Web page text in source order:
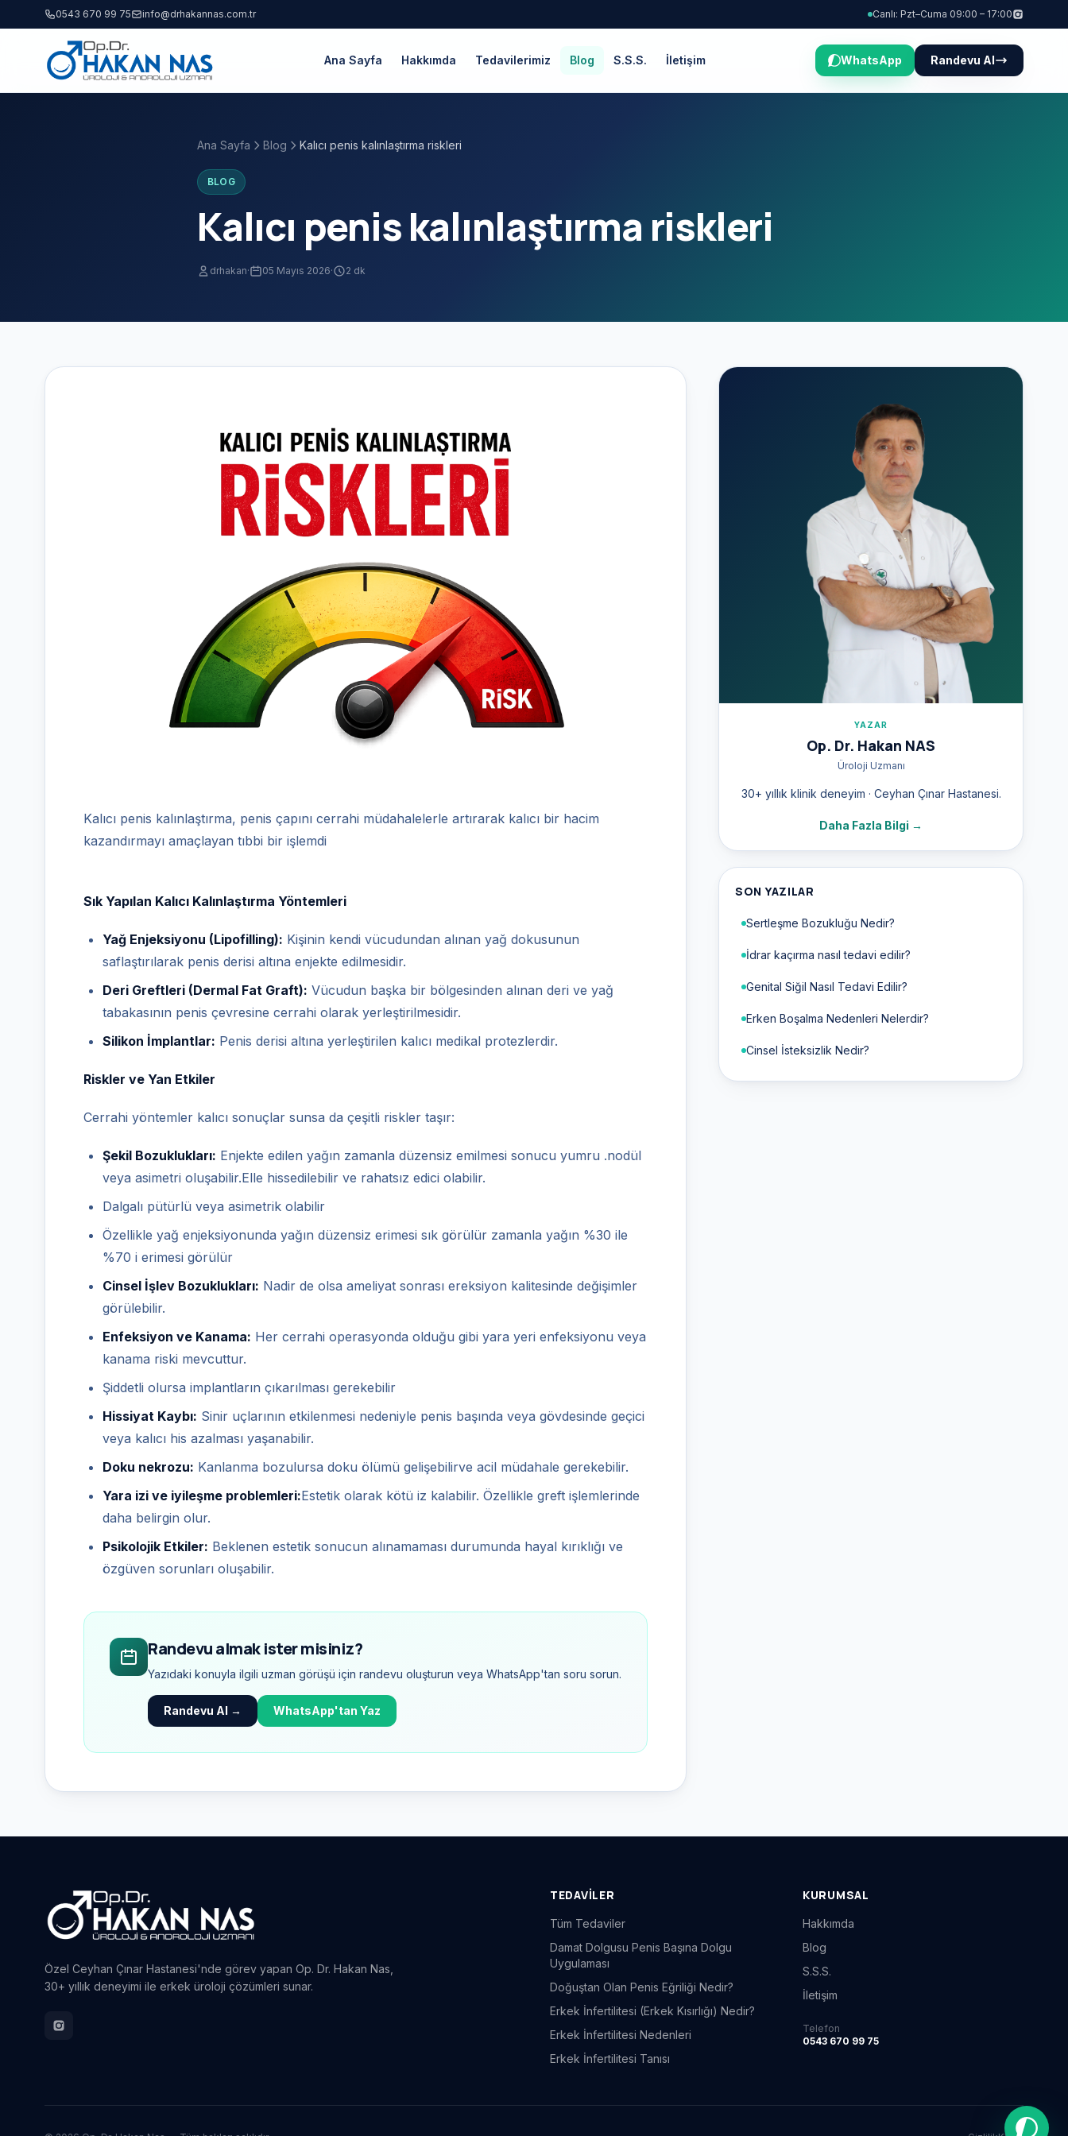
0543 670 99 75 info@drhakannas.com.tr Canlı: Pzt–Cuma 09:00 – 17:00
Ana Sayfa Hakkımda Tedavilerimiz Blog S.S.S. İletişim WhatsApp Randevu Al
Ana Sayfa Blog Kalıcı penis kalınlaştırma riskleri
BLOG
Kalıcı penis kalınlaştırma riskleri
drhakan· 05 Mayıs 2026· 2 dk
Kalıcı penis kalınlaştırma, penis çapını cerrahi müdahalelerle artırarak kalıcı bir hacim
kazandırmayı amaçlayan tıbbi bir işlemdi
Sık Yapılan Kalıcı Kalınlaştırma Yöntemleri
Yağ Enjeksiyonu (Lipofilling): Kişinin kendi vücudundan alınan yağ dokusunun
saflaştırılarak penis derisi altına enjekte edilmesidir.
Deri Greftleri (Dermal Fat Graft): Vücudun başka bir bölgesinden alınan deri ve yağ
tabakasının penis çevresine cerrahi olarak yerleştirilmesidir.
Silikon İmplantlar: Penis derisi altına yerleştirilen kalıcı medikal protezlerdir.
Riskler ve Yan Etkiler
Cerrahi yöntemler kalıcı sonuçlar sunsa da çeşitli riskler taşır:
Şekil Bozuklukları: Enjekte edilen yağın zamanla düzensiz emilmesi sonucu yumru .nodül
veya asimetri oluşabilir.Elle hissedilebilir ve rahatsız edici olabilir.
Dalgalı pütürlü veya asimetrik olabilir
Özellikle yağ enjeksiyonunda yağın düzensiz erimesi sık görülür zamanla yağın %30 ile
%70 i erimesi görülür
Cinsel İşlev Bozuklukları: Nadir de olsa ameliyat sonrası ereksiyon kalitesinde değişimler
görülebilir.
Enfeksiyon ve Kanama: Her cerrahi operasyonda olduğu gibi yara yeri enfeksiyonu veya
kanama riski mevcuttur.
Şiddetli olursa implantların çıkarılması gerekebilir
Hissiyat Kaybı: Sinir uçlarının etkilenmesi nedeniyle penis başında veya gövdesinde geçici
veya kalıcı his azalması yaşanabilir.
Doku nekrozu: Kanlanma bozulursa doku ölümü gelişebilirve acil müdahale gerekebilir.
Yara izi ve iyileşme problemleri:Estetik olarak kötü iz kalabilir. Özellikle greft işlemlerinde
daha belirgin olur.
Psikolojik Etkiler: Beklenen estetik sonucun alınamaması durumunda hayal kırıklığı ve
özgüven sorunları oluşabilir.
Randevu almak ister misiniz?
Yazıdaki konuyla ilgili uzman görüşü için randevu oluşturun veya WhatsApp'tan soru sorun.
Randevu Al → WhatsApp'tan Yaz
YAZAR
Op. Dr. Hakan NAS
Üroloji Uzmanı
30+ yıllık klinik deneyim · Ceyhan Çınar Hastanesi.
Daha Fazla Bilgi →
SON YAZILAR
Sertleşme Bozukluğu Nedir?
İdrar kaçırma nasıl tedavi edilir?
Genital Siğil Nasıl Tedavi Edilir?
Erken Boşalma Nedenleri Nelerdir?
Cinsel İsteksizlik Nedir?
Özel Ceyhan Çınar Hastanesi'nde görev yapan Op. Dr. Hakan Nas,
30+ yıllık deneyimi ile erkek üroloji çözümleri sunar.
TEDAVILER
Tüm Tedaviler
Damat Dolgusu Penis Başına Dolgu
Uygulaması
Doğuştan Olan Penis Eğriliği Nedir?
Erkek İnfertilitesi (Erkek Kısırlığı) Nedir?
Erkek İnfertilitesi Nedenleri
Erkek İnfertilitesi Tanısı
KURUMSAL
Hakkımda
Blog
S.S.S.
İletişim
Telefon
0543 670 99 75